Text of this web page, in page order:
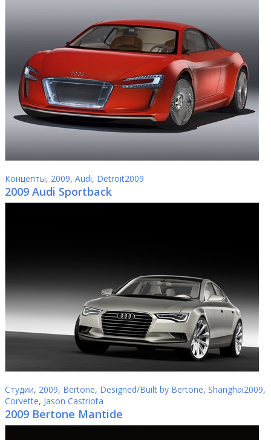
Концепты, 2009, Audi, Detroit2009
2009 Audi Sportback
Студии, 2009, Bertone, Designed/Built by Bertone, Shanghai2009,
Corvette, Jason Castriota
2009 Bertone Mantide